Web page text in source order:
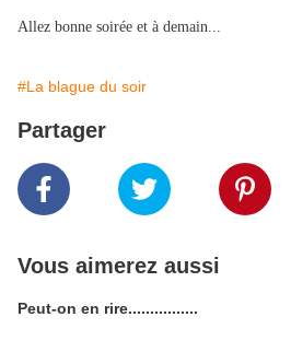
Allez bonne soirée et à demain...
#La blague du soir
Partager
Vous aimerez aussi
Peut-on en rire................